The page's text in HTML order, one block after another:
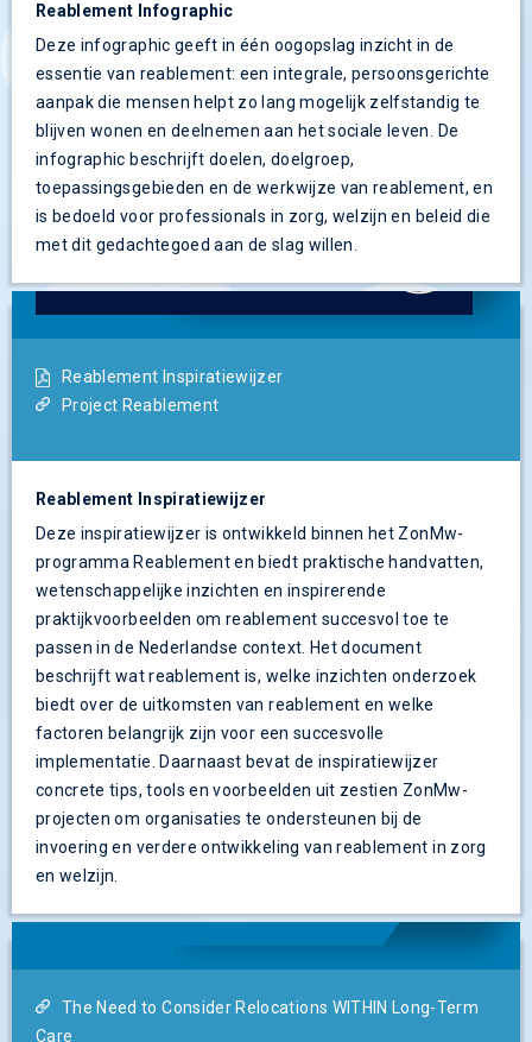
Reablement Infographic
Deze infographic geeft in één oogopslag inzicht in de
essentie van reablement: een integrale, persoonsgerichte
aanpak die mensen helpt zo lang mogelijk zelfstandig te
blijven wonen en deelnemen aan het sociale leven. De
infographic beschrijft doelen, doelgroep,
toepassingsgebieden en de werkwijze van reablement, en
is bedoeld voor professionals in zorg, welzijn en beleid die
met dit gedachtegoed aan de slag willen.
Reablement Inspiratiewijzer
Project Reablement
Reablement Inspiratiewijzer
Deze inspiratiewijzer is ontwikkeld binnen het ZonMw-
programma Reablement en biedt praktische handvatten,
wetenschappelijke inzichten en inspirerende
praktijkvoorbeelden om reablement succesvol toe te
passen in de Nederlandse context. Het document
beschrijft wat reablement is, welke inzichten onderzoek
biedt over de uitkomsten van reablement en welke
factoren belangrijk zijn voor een succesvolle
implementatie. Daarnaast bevat de inspiratiewijzer
concrete tips, tools en voorbeelden uit zestien ZonMw-
projecten om organisaties te ondersteunen bij de
invoering en verdere ontwikkeling van reablement in zorg
en welzijn.
The Need to Consider Relocations WITHIN Long-Term
Care